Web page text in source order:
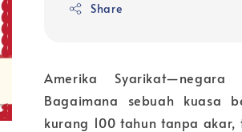
Share
Amerika
Bagaimana sebuah kuasa
kurang 100 tahun tanpa